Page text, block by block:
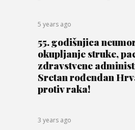
5 years ago
55. godišnjica
okupljanje struke,
zdravstvene
Sretan rođendan
protiv raka!
3 years ago